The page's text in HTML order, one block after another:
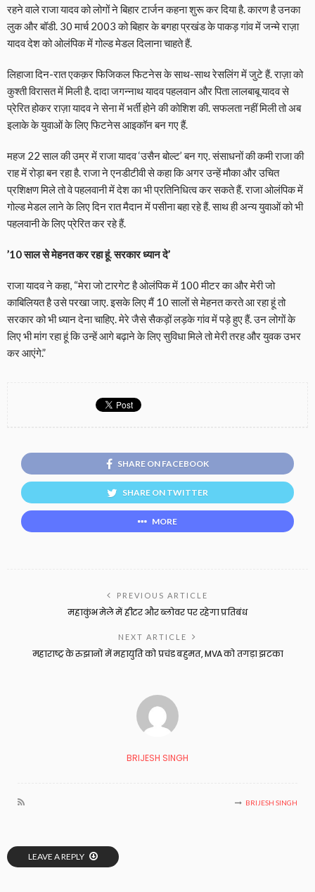
रहने वाले राजा यादव को लोगों ने बिहार टार्जन कहना शुरू कर दिया है. कारण है उनका
लुक और बॉडी. 30 मार्च 2003 को बिहार के बगहा प्रखंड के पाकड़ गांव में जन्मे राज़ा
यादव देश को ओलंपिक में गोल्ड मेडल दिलाना चाहते हैं.
लिहाजा दिन-रात एकक़र फिजिकल फिटनेस के साथ-साथ रेसलिंग में जुटे हैं. राज़ा को
कुश्ती विरासत में मिली है. दादा जगन्नाथ यादव पहलवान और पिता लालबाबू यादव से
प्रेरित होकर राज़ा यादव ने सेना में भर्ती होने की कोशिश की. सफलता नहीं मिली तो अब
इलाके के युवाओं के लिए फिटनेस आइकॉन बन गए हैं.
महज 22 साल की उम्र में राजा यादव ‘उसैन बोल्ट’ बन गए. संसाधनों की कमी राजा की
राह में रोड़ा बन रहा है. राजा ने एनडीटीवी से कहा कि अगर उन्हें मौका और उचित
प्रशिक्षण मिले तो वे पहलवानी में देश का भी प्रतिनिधित्व कर सकते हैं. राजा ओलंपिक में
गोल्ड मेडल लाने के लिए दिन रात मैदान में पसीना बहा रहे हैं. साथ ही अन्य युवाओं को भी
पहलवानी के लिए प्रेरित कर रहे हैं.
’10 साल से मेहनत कर रहा हूं. सरकार ध्यान दे’
राजा यादव ने कहा, “मेरा जो टारगेट है ओलंपिक में 100 मीटर का और मेरी जो
काबिलियत है उसे परखा जाए. इसके लिए मैं 10 सालों से मेहनत करते आ रहा हूं तो
सरकार को भी ध्यान देना चाहिए. मेरे जैसे सैकड़ों लड़के गांव में पड़े हुए हैं. उन लोगों के
लिए भी मांग रहा हूं कि उन्हें आगे बढ़ाने के लिए सुविधा मिले तो मेरी तरह और युवक उभर
कर आएंगे.”
SHARE ON FACEBOOK
SHARE ON TWITTER
MORE
PREVIOUS ARTICLE
महाकुंभ मेले में हीटर और ब्लोवर पर रहेगा प्रतिबंध
NEXT ARTICLE
महाराष्ट्र के रुझानों में महायुति को प्रचंड बहुमत, MVA को तगड़ा झटका
BRIJESH SINGH
BRIJESH SINGH
LEAVE A REPLY